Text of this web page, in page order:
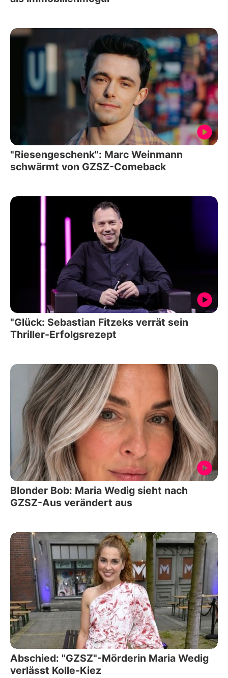
"Riesengeschenk": Marc Weinmann
schwärmt von GZSZ-Comeback
"Glück: Sebastian Fitzeks verrät sein
Thriller-Erfolgsrezept
Blonder Bob: Maria Wedig sieht nach
GZSZ-Aus verändert aus
Abschied: "GZSZ"-Mörderin Maria Wedig
verlässt Kolle-Kiez